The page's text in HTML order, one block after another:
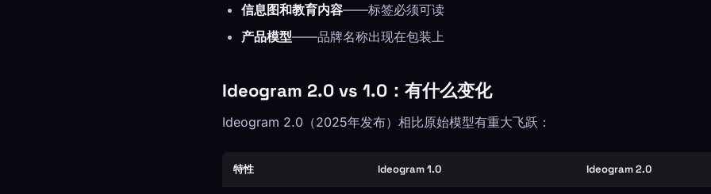
信息图和教育内容——标签必须可读
产品模型——品牌名称出现在包装上
Ideogram 2.0 vs 1.0：有什么变化
Ideogram 2.0（2025年发布）相比原始模型有重大飞跃：
特性 Ideogram 1.0 Ideogram 2.0